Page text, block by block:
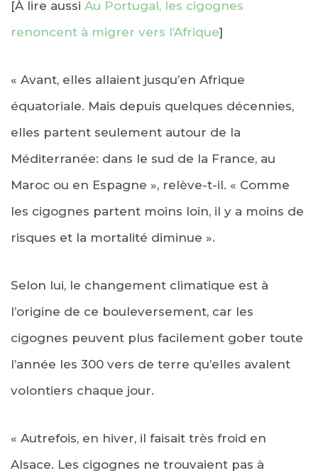
[À lire aussi Au Portugal, les cigognes
renoncent à migrer vers l’Afrique]
« Avant, elles allaient jusqu’en Afrique
équatoriale. Mais depuis quelques décennies,
elles partent seulement autour de la
Méditerranée: dans le sud de la France, au
Maroc ou en Espagne », relève-t-il. « Comme
les cigognes partent moins loin, il y a moins de
risques et la mortalité diminue ».
Selon lui, le changement climatique est à
l’origine de ce bouleversement, car les
cigognes peuvent plus facilement gober toute
l’année les 300 vers de terre qu’elles avalent
volontiers chaque jour.
« Autrefois, en hiver, il faisait très froid en
Alsace. Les cigognes ne trouvaient pas à